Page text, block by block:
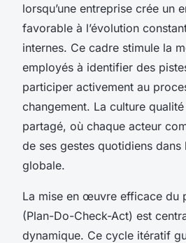
lorsqu’une entreprise crée un
favorable à l’évolution
internes. Ce cadre stimule la
employés à identifier des
participer activement au
changement. La culture
partagé, où chaque acteur
de ses gestes quotidiens dans
globale.
La mise en œuvre efficace du
(Plan-Do-Check-Act) est
dynamique. Ce cycle itératif